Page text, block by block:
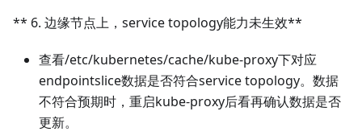
** 6. 边缘节点上，service topology能力未生效**
查看/etc/kubernetes/cache/kube-proxy下对应
endpointslice数据是否符合service topology。数据
不符合预期时，重启kube-proxy后看再确认数据是否
更新。